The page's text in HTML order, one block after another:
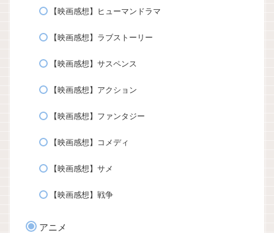
【映画感想】ヒューマンドラマ
【映画感想】ラブストーリー
【映画感想】サスペンス
【映画感想】アクション
【映画感想】ファンタジー
【映画感想】コメディ
【映画感想】サメ
【映画感想】戦争
アニメ